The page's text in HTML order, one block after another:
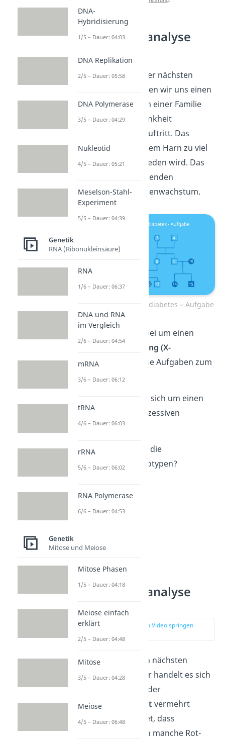
Stammbaumanalyse
Weiter geht es mit der nächsten
Aufgabe! Hier schauen wir uns einen
Beispiel Stammbaum einer Familie
an, in der die Erbkrankheit
auftritt. Das
bedeutet, dass mit dem Harn zu viel
Phosphat ausgeschieden wird. Das
führt zu schwerwiegenden
Störungen im Knochenwachstum.
Stammbaum Phosphatdiabetes – Aufgabe
Es handelt sich hierbei um einen
gonosomalen Erbgang (X-
Chromosomal)
. Deine Aufgaben zum
Stammbaum lauten:
: Handelt es sich um einen
dominanten oder rezessiven
Erbgang?
Übung 2
: Wie lauten die
dazugehörigen Genotypen?
Stammbaumanalyse
Aufgabe 3
zur Stelle im Video springen
Schauen wir uns den nächsten
Stammbaum an. Hier handelt es sich
um eine Familie, bei der
dieRotgrünblindheitvermehrt
auftritt. Das bedeutet, dass
betroffene Personen manche Rot-
DNA-
Hybridisierung
1/5 – Dauer: 04:03
DNA Replikation
2/5 – Dauer: 05:58
DNA Polymerase
3/5 – Dauer: 04:29
Nukleotid
4/5 – Dauer: 05:21
Meselson-Stahl-
Experiment
5/5 – Dauer: 04:39
Genetik
RNA (Ribonukleinsäure)
RNA
1/6 – Dauer: 06:37
DNA und RNA
im Vergleich
2/6 – Dauer: 04:54
mRNA
3/6 – Dauer: 06:12
tRNA
4/6 – Dauer: 06:03
rRNA
5/6 – Dauer: 06:02
RNA Polymerase
6/6 – Dauer: 04:53
Genetik
Mitose und Meiose
Mitose Phasen
1/5 – Dauer: 04:18
Meiose einfach
erklärt
2/5 – Dauer: 04:48
Mitose
3/5 – Dauer: 04:28
Meiose
4/5 – Dauer: 06:48